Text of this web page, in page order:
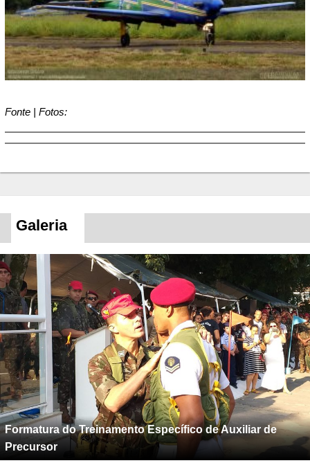
Fonte | Fotos:
Galeria
Formatura do Treinamento Específico de Auxiliar de
Precursor